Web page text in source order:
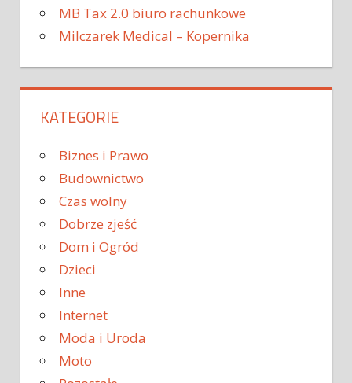
MB Tax 2.0 biuro rachunkowe
Milczarek Medical – Kopernika
KATEGORIE
Biznes i Prawo
Budownictwo
Czas wolny
Dobrze zjeść
Dom i Ogród
Dzieci
Inne
Internet
Moda i Uroda
Moto